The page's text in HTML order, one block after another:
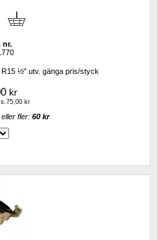
nr.
R15 ½" utv. gänga pris/styck
kr
kr
fler: 60 kr